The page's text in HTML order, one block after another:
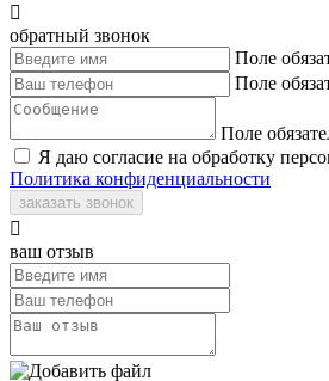

обратный звонок
Поле
Поле
Поле
Я даю согласие на обработку
Политика конфиденциальности
заказать звонок

ваш отзыв